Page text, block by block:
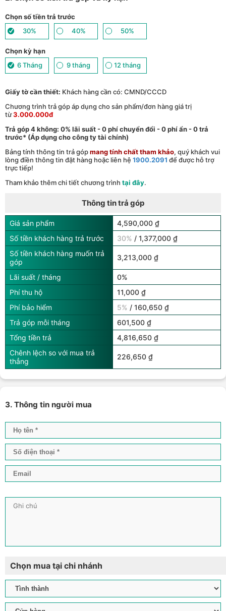
15
mua số lượng lớn - (
Xem chi tiết
Chọn số tiền trả trước
30%
40% 50%
Chọn kỳ hạn
6 Tháng
9 tháng 12 tháng
Giấy tờ cần thiết: Khách hàng cần có: CMND/CCCD
Chương trình trả góp áp dụng cho sản phẩm/đơn hàng giá trị
từ3.000.000đ
Trả góp 4 không: 0% lãi suất - 0 phí chuyển đổi - 0 phí ẩn - 0 trả
trước* (Áp dụng cho công ty tài chính)
Bảng tính thông tin trả gópmang tính chất tham khảo, quý khách vui
lòng điền thông tin đặt hàng hoặc liên hệ 1900.2091 để được hỗ trợ
trực tiếp!
Tham khảo thêm chi tiết chương trình tại đây.
Thông tin trả góp
Giá sản phẩm
4,590,000 ₫
Số tiền khách hàng trả trước
30% / 1,377,000 ₫
Số tiền khách hàng muốn trả
góp
3,213,000 ₫
Lãi suất / tháng
0%
Phí thu hộ
11,000 ₫
Phí bảo hiểm
5% / 160,650 ₫
Trả góp mỗi tháng
601,500 ₫
Tổng tiền trả
4,816,650 ₫
Chênh lệch so với mua trả
thẳng
226,650 ₫
3. Thông tin người mua
Chọn mua tại chi nhánh